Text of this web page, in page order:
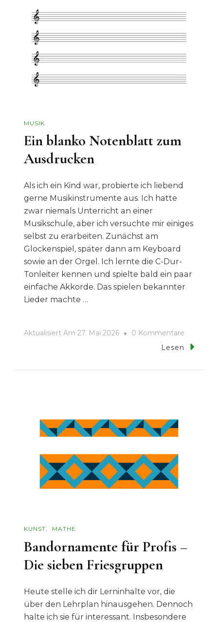
MUSIK
Ein blanko Notenblatt zum
Ausdrucken
Als ich ein Kind war, probierte ich liebend
gerne Musikinstrumente aus. Ich hatte
zwar niemals Unterricht an einer
Musikschule, aber ich versuchte mir einiges
selbst zu erarbeiten. Zunächst am
Glockenspiel, später dann am Keyboard
sowie an der Orgel. Ich lernte die C-Dur-
Tonleiter kennen und spielte bald ein paar
einfache Akkorde. Das spielen bekannter
Lieder machte …
Aktualisiert Am 27. Mai 2026 0 Kommentare
Ein
Lesen
KUNST MATHE
Bandornamente für Profis –
Die sieben Friesgruppen
Heute stelle ich dir Lerninhalte vor, die
über den Lehrplan hinausgehen. Dennoch
halte ich sie für interessant. Insbesondere